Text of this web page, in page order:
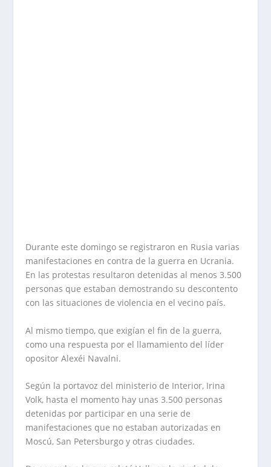
Durante este domingo se registraron en Rusia varias
manifestaciones en contra de la guerra en Ucrania.
En las protestas resultaron detenidas al menos 3.500
personas que estaban demostrando su descontento
con las situaciones de violencia en el vecino país.
Al mismo tiempo, que exigían el fin de la guerra,
como una respuesta por el llamamiento del líder
opositor Alexéi Navalni.
Según la portavoz del ministerio de Interior, Irina
Volk, hasta el momento hay unas 3.500 personas
detenidas por participar en una serie de
manifestaciones que no estaban autorizadas en
Moscú, San Petersburgo y otras ciudades.